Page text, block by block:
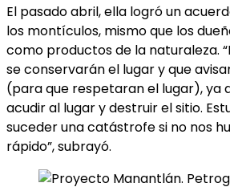
El pasado abril, ella logró un
los montículos, mismo que los
como productos de la naturaleza.
se conservarán el lugar y que
(para que respetaran el lugar), ya
acudir al lugar y destruir el sitio.
suceder una catástrofe si no nos
rápido”, subrayó.